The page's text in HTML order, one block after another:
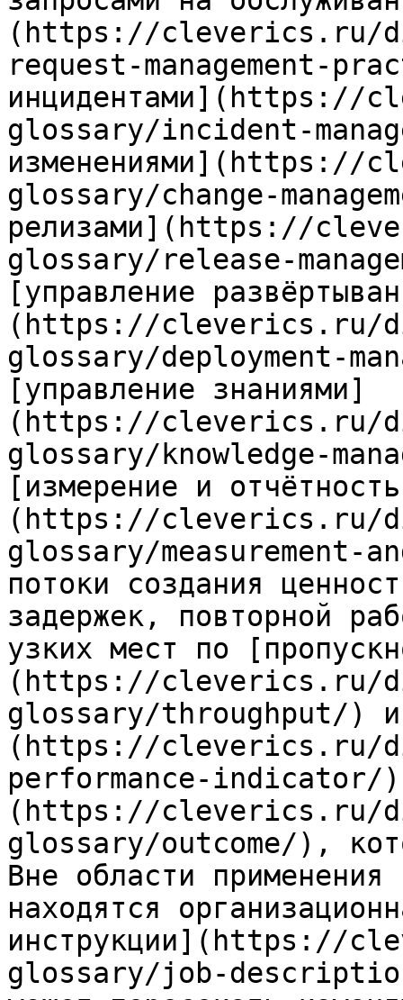
(https://cleverics.ru/
request-management-
glossary/incident-
glossary/change-
релизами](https://
glossary/release-
[управление
(https://cleverics.ru/
glossary/deployment-
[управление знаниями]
(https://cleverics.ru/
glossary/knowledge-
[измерение и
(https://cleverics.ru/
glossary/measurement-
потоки создания
задержек, повторной
узких мест по
(https://cleverics.ru/
glossary/throughput/) и
(https://cleverics.ru/
performance-indicator/)
(https://cleverics.ru/
glossary/outcome/),
Вне области применения
находятся
инструкции](https://
glossary/job-